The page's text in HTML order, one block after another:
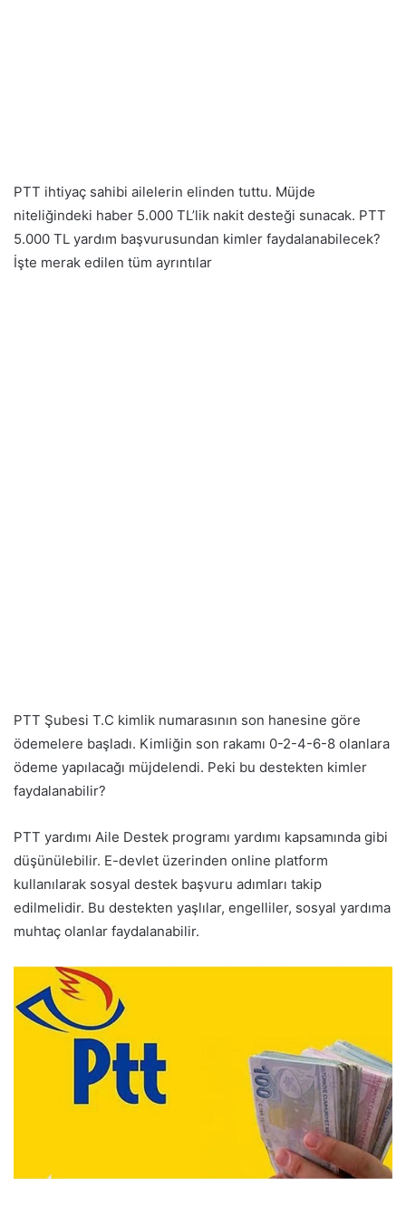
PTT ihtiyaç sahibi ailelerin elinden tuttu. Müjde
niteliğindeki haber 5.000 TL’lik nakit desteği sunacak. PTT
5.000 TL yardım başvurusundan kimler faydalanabilecek?
İşte merak edilen tüm ayrıntılar
PTT Şubesi T.C kimlik numarasının son hanesine göre
ödemelere başladı. Kimliğin son rakamı 0-2-4-6-8 olanlara
ödeme yapılacağı müjdelendi. Peki bu destekten kimler
faydalanabilir?
PTT yardımı Aile Destek programı yardımı kapsamında gibi
düşünülebilir. E-devlet üzerinden online platform
kullanılarak sosyal destek başvuru adımları takip
edilmelidir. Bu destekten yaşlılar, engelliler, sosyal yardıma
muhtaç olanlar faydalanabilir.